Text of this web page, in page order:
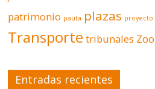
patrimonio pauta plazas proyecto
Transporte tribunales Zoo
Entradas recientes